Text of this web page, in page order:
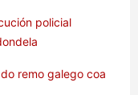
policial
remo galego coa